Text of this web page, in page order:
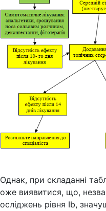
Однак, при складанні
оже виявитися, що,
осліджень рівня Ib,